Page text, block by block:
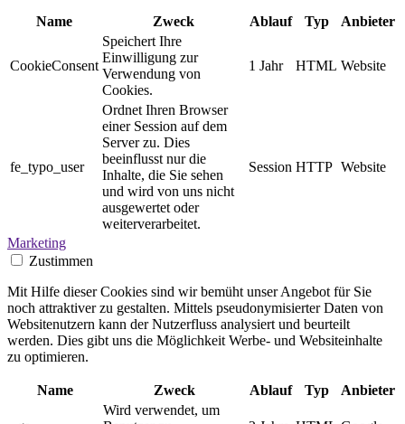
Name Zweck Ablauf Typ Anbieter
CookieConsent
Speichert Ihre
Einwilligung zur
Verwendung von
Cookies.
1 Jahr HTML Website
fe_typo_user
Ordnet Ihren Browser
einer Session auf dem
Server zu. Dies
beeinflusst nur die
Inhalte, die Sie sehen
und wird von uns nicht
ausgewertet oder
weiterverarbeitet.
Session HTTP Website
Marketing
Zustimmen
Mit Hilfe dieser Cookies sind wir bemüht unser Angebot für Sie
noch attraktiver zu gestalten. Mittels pseudonymisierter Daten von
Websitenutzern kann der Nutzerfluss analysiert und beurteilt
werden. Dies gibt uns die Möglichkeit Werbe- und Websiteinhalte
zu optimieren.
Name Zweck Ablauf Typ Anbieter
Wird verwendet, um